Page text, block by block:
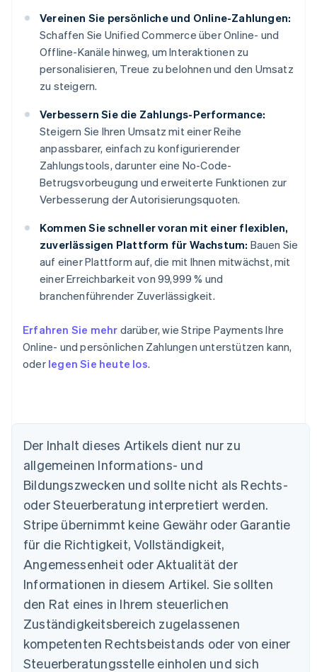
Vereinen Sie persönliche und Online-Zahlungen:
Schaffen Sie Unified Commerce über Online- und
Offline-Kanäle hinweg, um Interaktionen zu
personalisieren, Treue zu belohnen und den Umsatz
zu steigern.
Verbessern Sie die Zahlungs-Performance:
Steigern Sie Ihren Umsatz mit einer Reihe
anpassbarer, einfach zu konfigurierender
Zahlungstools, darunter eine No-Code-
Betrugsvorbeugung und erweiterte Funktionen zur
Verbesserung der Autorisierungsquoten.
Kommen Sie schneller voran mit einer flexiblen,
zuverlässigen Plattform für Wachstum: Bauen Sie
auf einer Plattform auf, die mit Ihnen mitwächst, mit
einer Erreichbarkeit von 99,999 % und
branchenführender Zuverlässigkeit.
Erfahren Sie mehr darüber, wie Stripe Payments Ihre
Online- und persönlichen Zahlungen unterstützen kann,
oder legen Sie heute los.
Der Inhalt dieses Artikels dient nur zu
allgemeinen Informations- und
Bildungszwecken und sollte nicht als Rechts-
oder Steuerberatung interpretiert werden.
Stripe übernimmt keine Gewähr oder Garantie
für die Richtigkeit, Vollständigkeit,
Angemessenheit oder Aktualität der
Informationen in diesem Artikel. Sie sollten
den Rat eines in Ihrem steuerlichen
Zuständigkeitsbereich zugelassenen
kompetenten Rechtsbeistands oder von einer
Steuerberatungsstelle einholen und sich
Australien
English
Belgien
Brasilien
PortuguêsEnglish
Bulgarien
English
Dänemark
English
DeutschEnglish
Estland
English
Festlandchina
简体中文 English